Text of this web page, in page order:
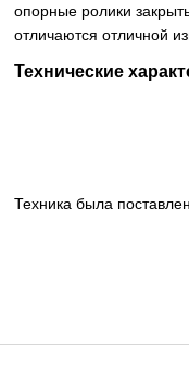
опорные ролики
отличаются отличной
Технические
Техника была